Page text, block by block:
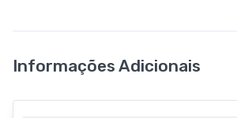
Informações Adicionais